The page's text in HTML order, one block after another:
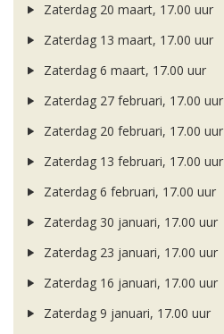
Zaterdag 20 maart, 17.00 uur
Zaterdag 13 maart, 17.00 uur
Zaterdag 6 maart, 17.00 uur
Zaterdag 27 februari, 17.00 uur
Zaterdag 20 februari, 17.00 uur
Zaterdag 13 februari, 17.00 uur
Zaterdag 6 februari, 17.00 uur
Zaterdag 30 januari, 17.00 uur
Zaterdag 23 januari, 17.00 uur
Zaterdag 16 januari, 17.00 uur
Zaterdag 9 januari, 17.00 uur